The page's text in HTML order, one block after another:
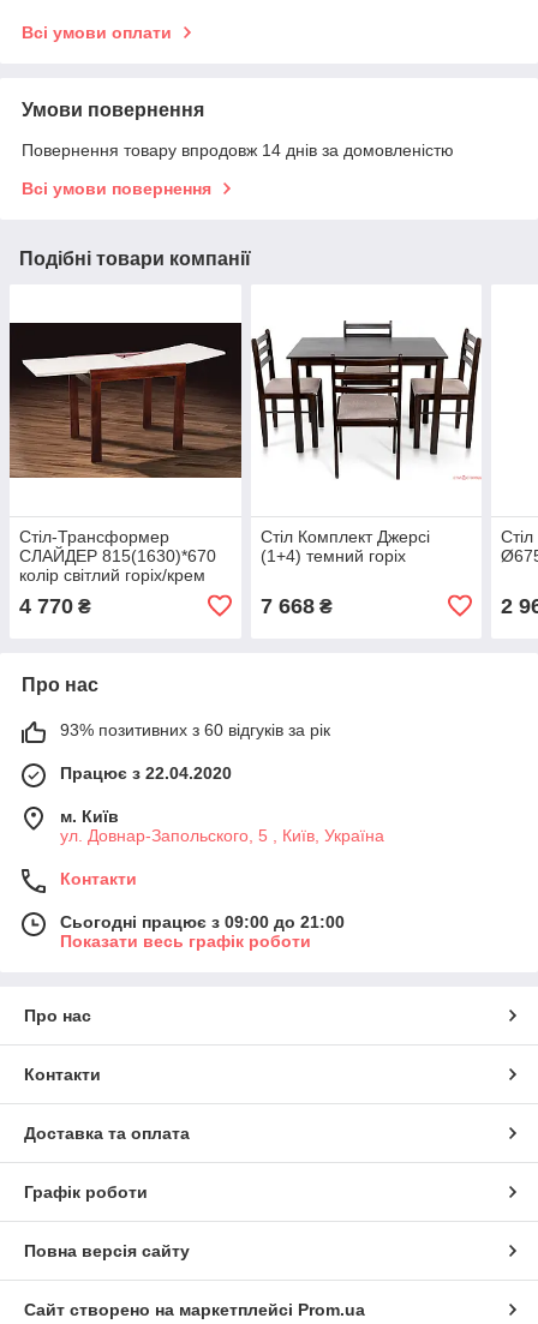
Всі умови оплати
Умови повернення
Повернення товару впродовж 14 днів за домовленістю
Всі умови повернення
Подібні товари компанії
Стіл-Трансформер
СЛАЙДЕР 815(1630)*670
колір світлий горіх/крем
4 770 ₴
Стіл Комплект Джерсі
(1+4) темний горіх
7 668₴ 2
Про нас
93% позитивних з 60 відгуків за рік
Працює з 22.04.2020
м. Київ
ул. Довнар-Запольского, 5 , Київ, Україна
Контакти
Сьогодні працює з 09:00 до 21:00
Показати весь графік роботи
Про нас
Контакти
Доставка та оплата
Графік роботи
Повна версія сайту
Сайт створено на маркетплейсі Prom.ua